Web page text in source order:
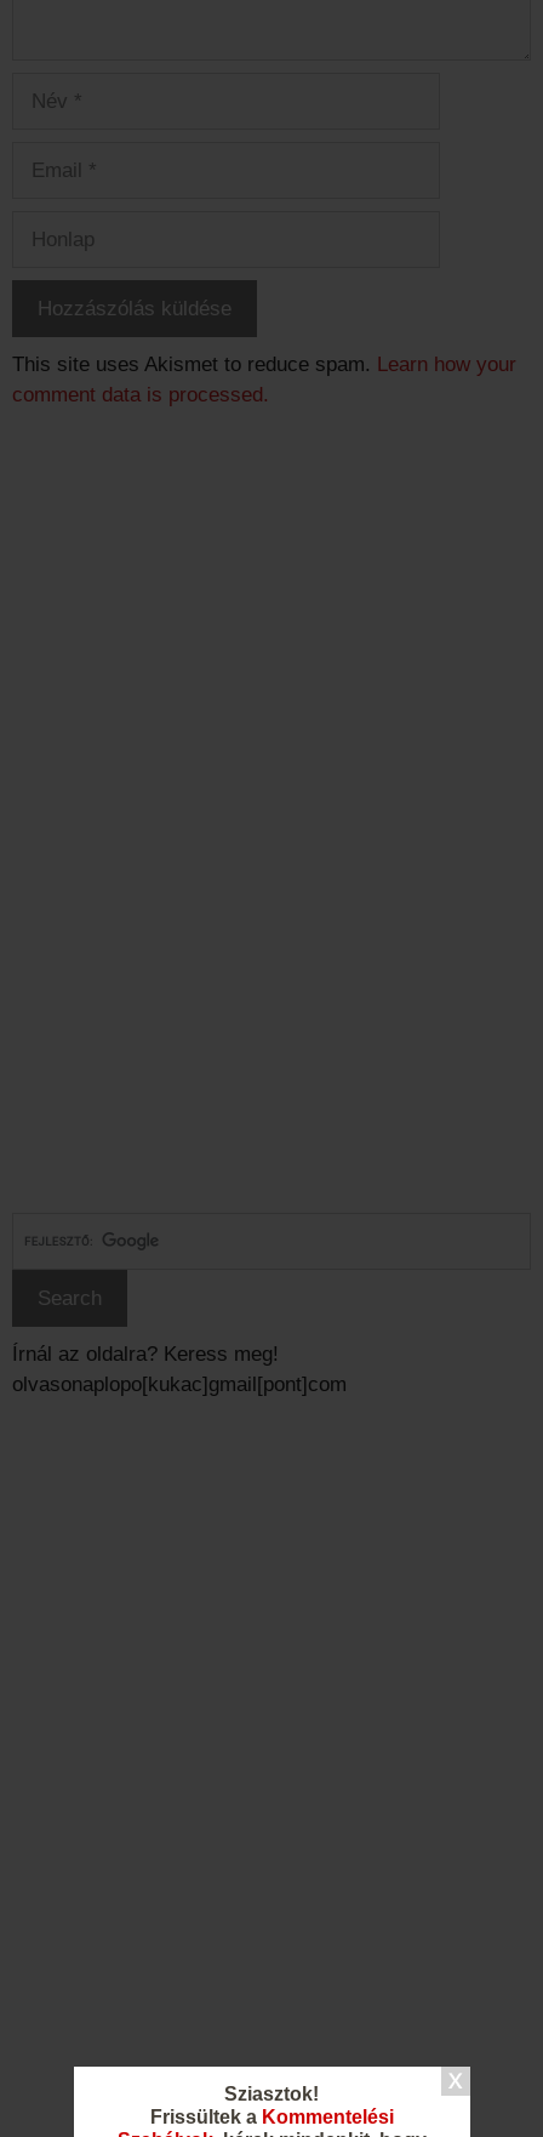
Sziasztok!
Frissültek a Kommentelési
This site uses Akismet to reduce spam. Learn how your
comment data is processed.
Írnál az oldalra? Keress meg!
olvasonaplopo[kukac]gmail[pont]com